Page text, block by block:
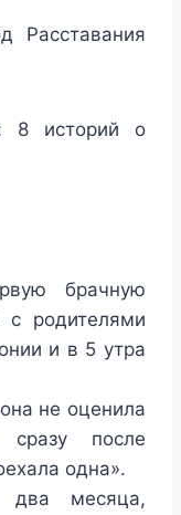
Расставания
брачную
с родителями
и в 5 утра
не оценила
после
одна».
два месяца,